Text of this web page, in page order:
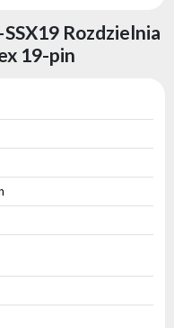
Rozdzielnia
19-pin